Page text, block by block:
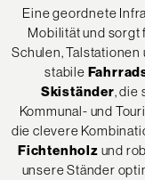
Eine geordnete
Mobilität und sorgt
Schulen,
stabile
Skiständer, die
Kommunal- und
die clevere
Fichtenholz und
unsere Ständer